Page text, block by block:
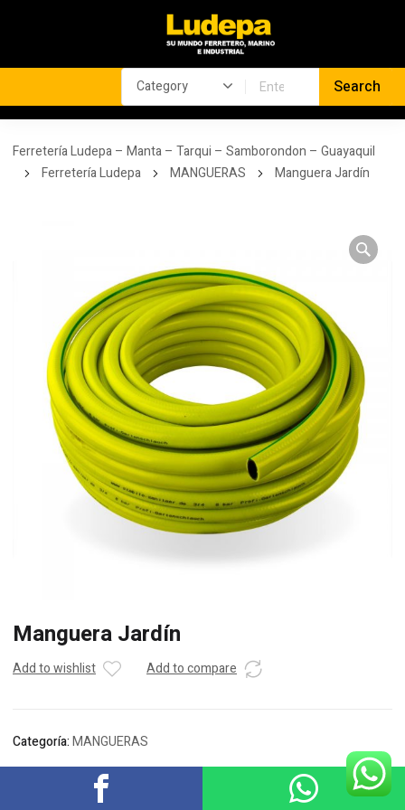
Ferretería Ludepa – Manta – Tarqui – Samborondon – Guayaquil
Ferretería Ludepa
MANGUERAS Manguera Jardín
Manguera Jardín
Add to wishlist Add to compare
Categoría:MANGUERAS